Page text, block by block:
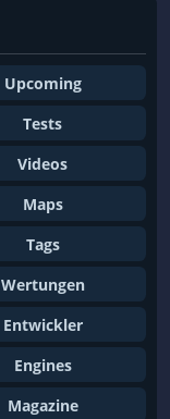
Upcoming
Tests
Videos
Maps
Tags
Wertungen
Entwickler
Engines
Magazine